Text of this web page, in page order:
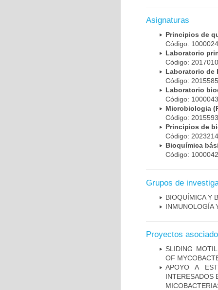
Asignaturas
Principios de
Código:
Laboratorio
Código:
Laboratorio de
Código:
Laboratorio
Código:
Microbiologia
Código:
Principios de
Código:
Bioquímica
Código:
Grupos de
BIOQUÍMICA Y
INMUNOLOGÍA
Proyectos
SLIDING
OF
APOYO A
INTERESADOS